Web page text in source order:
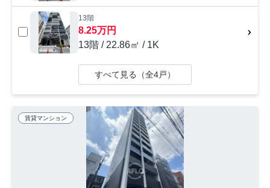
13階
8.25万円
13階 / 22.86㎡ / 1K
すべて見る（全4戸）
賃貸マンション